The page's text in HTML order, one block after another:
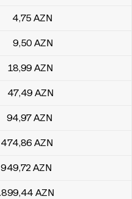
Aserbaidschan-Manat
4,75 AZN
9,50 AZN
18,99 AZN
47,49 AZN
94,97AZN
474,86 AZN
949,72AZN
,44 AZN